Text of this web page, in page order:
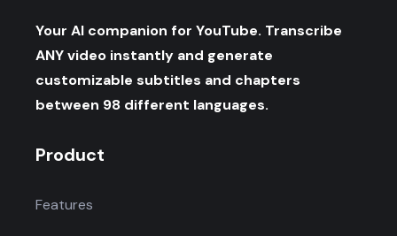
Your AI companion for YouTube. Transcribe
ANY video instantly and generate
customizable subtitles and chapters
between 98 different languages.
Product
Features